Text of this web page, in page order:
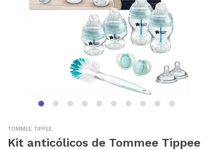
TOMMEE TIPPEE
Kit anticólicos de Tommee Tippee